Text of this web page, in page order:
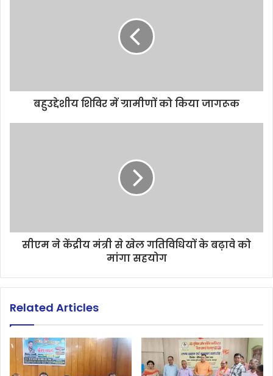
बहुउद्देशीय शिविर में ग्रामीणों को किया जागरूक
सीएम ने केंद्रीय मंत्री से खेल गतिविधियों के बढ़ावे को
मांगा सहयोग
Related Articles